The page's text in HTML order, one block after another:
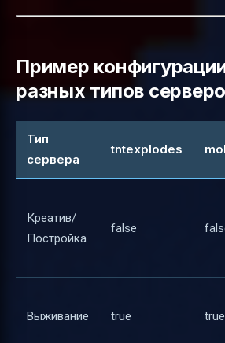
Пример
разных типов
Тип
сервера
tntexplodes
Креатив/
Постройка
false
Выживание true true